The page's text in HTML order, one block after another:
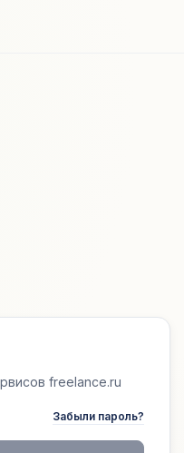
freelance.ru
Забыли пароль?